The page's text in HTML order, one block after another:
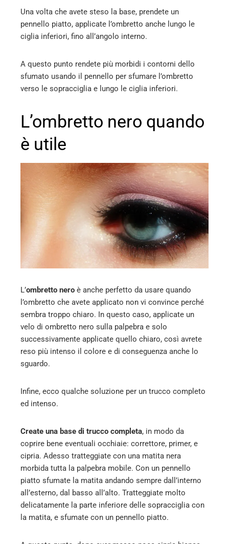
Una volta che avete steso la base, prendete un
pennello piatto, applicate l’ombretto anche lungo le
ciglia inferiori, fino all’angolo interno.
A questo punto rendete più morbidi i contorni dello
sfumato usando il pennello per sfumare l’ombretto
verso le sopracciglia e lungo le ciglia inferiori.
L’ombretto nero quando
è utile
L’ombretto nero è anche perfetto da usare quando
l’ombretto che avete applicato non vi convince perché
sembra troppo chiaro. In questo caso, applicate un
velo di ombretto nero sulla palpebra e solo
successivamente applicate quello chiaro, così avrete
reso più intenso il colore e di conseguenza anche lo
sguardo.
Infine, ecco qualche soluzione per un trucco completo
ed intenso.
Create una base di trucco completa, in modo da
coprire bene eventuali occhiaie: correttore, primer, e
cipria. Adesso tratteggiate con una matita nera
morbida tutta la palpebra mobile. Con un pennello
piatto sfumate la matita andando sempre dall’interno
all’esterno, dal basso all’alto. Tratteggiate molto
delicatamente la parte inferiore delle sopracciglia con
la matita, e sfumate con un pennello piatto.